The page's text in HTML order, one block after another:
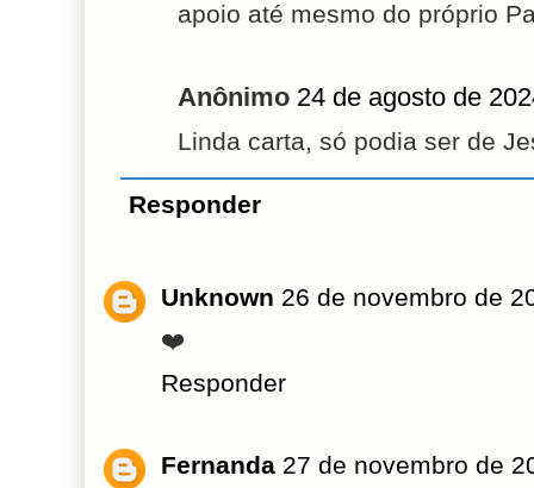
apoio até mesmo do próprio
Anônimo 24 de agosto de
Linda carta, só podia ser de
Responder
Unknown 26 de novembro de
❤️
Responder
Fernanda 27 de novembro de